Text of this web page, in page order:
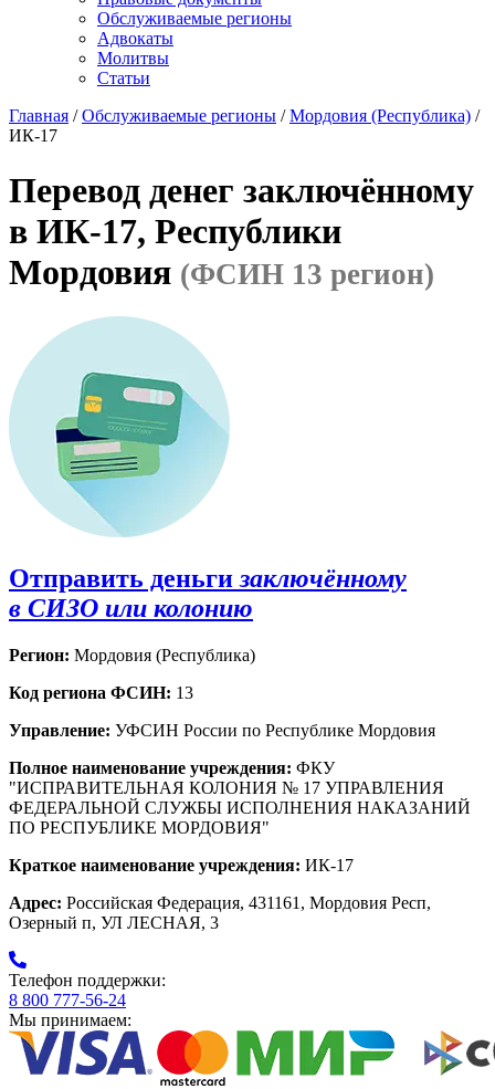
Обслуживаемые регионы
Адвокаты
Молитвы
Статьи
Главная /Обслуживаемые регионы /Мордовия (Республика) /
ИК-17
Перевод денег заключённому
в ИК-17, Республики
Мордовия (ФСИН 13 регион)
Отправить деньги заключённому
в СИЗО или колонию
Регион: Мордовия (Республика)
Код региона ФСИН: 13
Управление: УФСИН России по Республике Мордовия
Полное наименование учреждения: ФКУ
"ИСПРАВИТЕЛЬНАЯ КОЛОНИЯ № 17 УПРАВЛЕНИЯ
ФЕДЕРАЛЬНОЙ СЛУЖБЫ ИСПОЛНЕНИЯ НАКАЗАНИЙ
ПО РЕСПУБЛИКЕ МОРДОВИЯ"
Краткое наименование учреждения: ИК-17
Адрес: Российская Федерация, 431161, Мордовия Респ,
Озерный п, УЛ ЛЕСНАЯ, 3
Телефон поддержки:
8 800 777-56-24
Мы принимаем: